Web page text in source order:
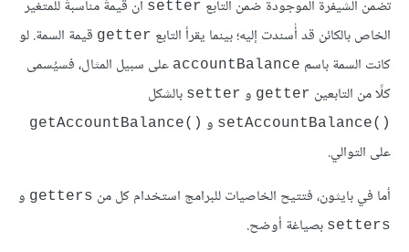
تضمن الشيفرة الموجودة ضمن التابع setter أن قيمةً مناسبةً للمتغير
الخاص بالكائن قد أُسندت إليه؛ بينما يقرأ التابع getter قيمة السمة. لو
كانت السمة باسم accountBalance على سبيل المثال، فسيُسمى
كلًا من التابعين getter و setter بالشكل
()setAccountBalance و ()getAccountBalance
على التوالي.
أما في بايثون، فتتيح الخاصيات للبرامج استخدام كل من getters و
setters بصياغة أوضح.